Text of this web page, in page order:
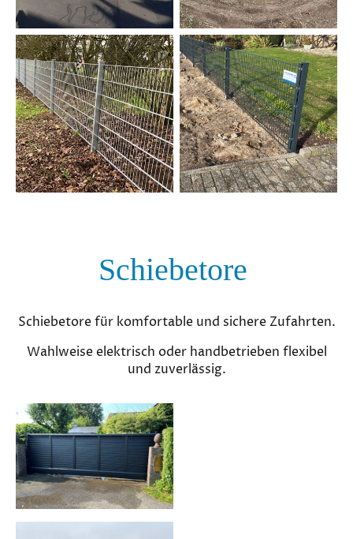
Schiebetore
Schiebetore für komfortable und sichere Zufahrten.
Wahlweise elektrisch oder handbetrieben flexibel
und zuverlässig.